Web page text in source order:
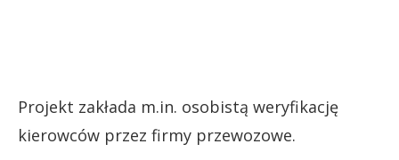
Projekt zakłada m.in. osobistą weryfikację
kierowców przez firmy przewozowe.